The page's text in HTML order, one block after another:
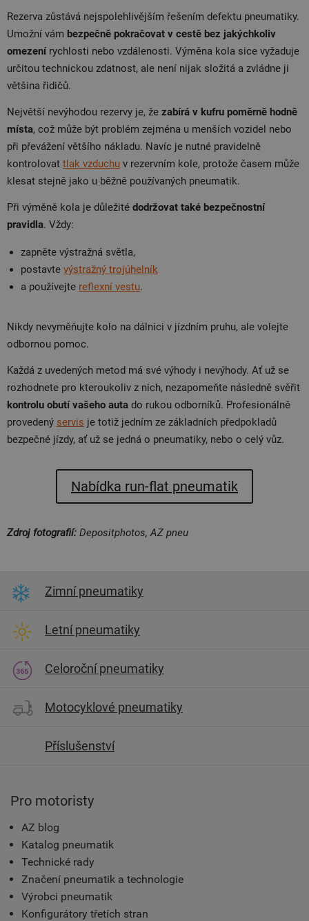
Rezerva zůstává nejspolehlivějším řešením defektu pneumatiky.
Umožní vám bezpečně pokračovat v cestě bez jakýchkoliv
omezení rychlosti nebo vzdálenosti. Výměna kola sice vyžaduje
určitou technickou zdatnost, ale není nijak složitá a zvládne ji
většina řidičů.
Největší nevýhodou rezervy je, že zabírá v kufru poměrně hodně
místa, což může být problém zejména u menších vozidel nebo
při převážení většího nákladu. Navíc je nutné pravidelně
kontrolovat tlak vzduchu v rezervním kole, protože časem může
klesat stejně jako u běžně používaných pneumatik.
Při výměně kola je důležité dodržovat také bezpečnostní
pravidla. Vždy:
zapněte výstražná světla,
postavte výstražný trojúhelník
a používejte reflexní vestu.
Nikdy nevyměňujte kolo na dálnici v jízdním pruhu, ale volejte
odbornou pomoc.
Každá z uvedených metod má své výhody i nevýhody. Ať už se
rozhodnete pro kteroukoliv z nich, nezapomeňte následně svěřit
kontrolu obutí vašeho auta do rukou odborníků. Profesionálně
provedený servis je totiž jedním ze základních předpokladů
bezpečné jízdy, ať už se jedná o pneumatiky, nebo o celý vůz.
Nabídka run-flat pneumatik
Zdroj fotografií: Depositphotos, AZ pneu
Zimní pneumatiky
Letní pneumatiky
Celoroční pneumatiky
Motocyklové pneumatiky
Příslušenství
Pro motoristy
AZ blog
Katalog pneumatik
Technické rady
Značení pneumatik a technologie
Výrobci pneumatik
Konfigurátory třetích stran